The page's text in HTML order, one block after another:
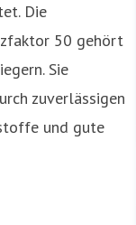
Die
50 gehört
Sie
zuverlässigen
und gute